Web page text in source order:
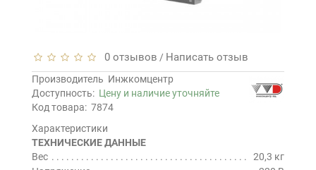
0 отзывов / Написать отзыв
Производитель Инжкомцентр
Доступность: Цену и наличие уточняйте
Код товара: 7874
Характеристики
ТЕХНИЧЕСКИЕ ДАННЫЕ
Вес
20,3 кг